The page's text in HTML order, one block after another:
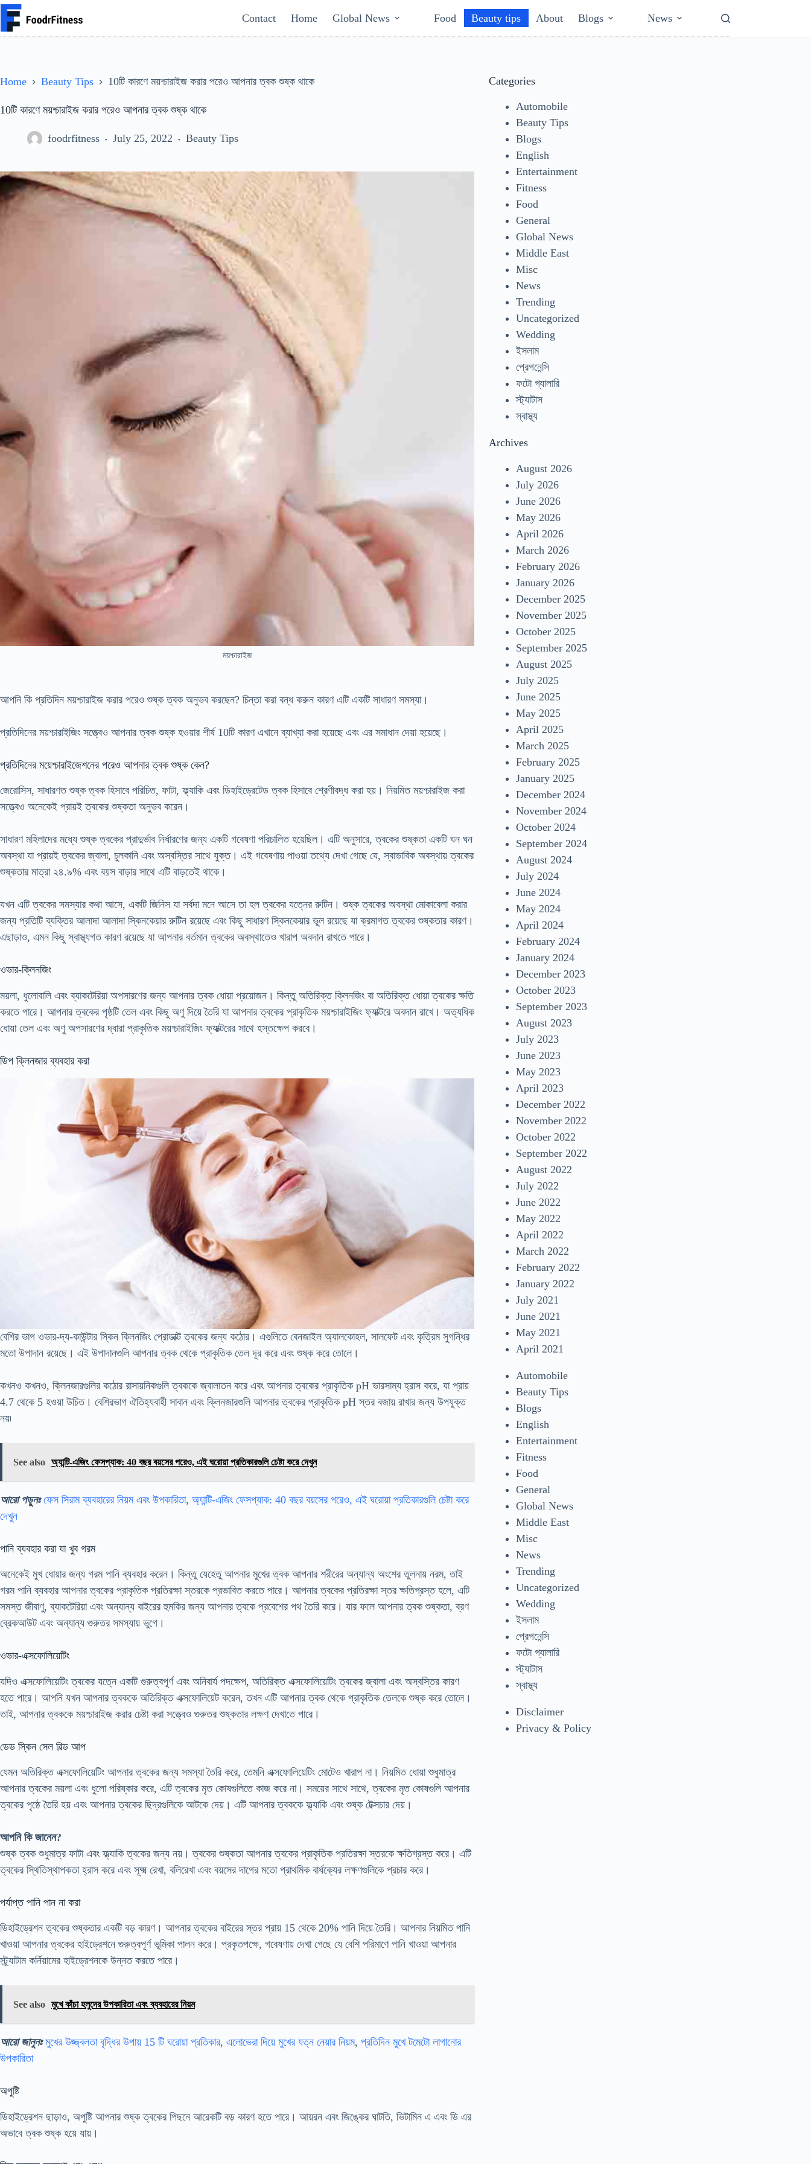
Skip
to
content
Contact Home Global News Food Beauty tips About Blogs News
Home Beauty Tips 10টি কারণে ময়শ্চারাইজ করার পরেও আপনার ত্বক শুষ্ক থাকে
10টি কারণে ময়শ্চারাইজ করার পরেও আপনার ত্বক শুষ্ক থাকে
foodrfitness July 25, 2022 Beauty Tips
ময়শ্চারাইজ
আপনি কি প্রতিদিন ময়শ্চারাইজ করার পরেও শুষ্ক ত্বক অনুভব করছেন? চিন্তা করা বন্ধ করুন কারণ এটি একটি সাধারণ সমস্যা।
প্রতিদিনের ময়শ্চারাইজিং সত্ত্বেও আপনার ত্বক শুষ্ক হওয়ার শীর্ষ 10টি কারণ এখানে ব্যাখ্যা করা হয়েছে এবং এর সমাধান দেয়া হয়েছে।
প্রতিদিনের ময়েশ্চারাইজেশনের পরেও আপনার ত্বক শুষ্ক কেন?
জেরোসিস, সাধারণত শুষ্ক ত্বক হিসাবে পরিচিত, ফাটা, ফ্ল্যাকি এবং ডিহাইড্রেটেড ত্বক হিসাবে শ্রেণীবদ্ধ করা হয়। নিয়মিত ময়শ্চারাইজ করা
সত্ত্বেও অনেকেই প্রায়ই ত্বকের শুষ্কতা অনুভব করেন।
সাধারণ মহিলাদের মধ্যে শুষ্ক ত্বকের প্রাদুর্ভাব নির্ধারণের জন্য একটি গবেষণা পরিচালিত হয়েছিল। এটি অনুসারে, ত্বকের শুষ্কতা একটি ঘন ঘন
অবস্থা যা প্রায়ই ত্বকের জ্বালা, চুলকানি এবং অস্বস্তির সাথে যুক্ত। এই গবেষণায় পাওয়া তথ্যে দেখা গেছে যে, স্বাভাবিক অবস্থায় ত্বকের
শুষ্কতার মাত্রা ২৪.৯% এবং বয়স বাড়ার সাথে এটি বাড়তেই থাকে।
যখন এটি ত্বকের সমস্যার কথা আসে, একটি জিনিস যা সর্বদা মনে আসে তা হল ত্বকের যত্নের রুটিন। শুষ্ক ত্বকের অবস্থা মোকাবেলা করার
জন্য প্রতিটি ব্যক্তির আলাদা আলাদা স্কিনকেয়ার রুটিন রয়েছে এবং কিছু সাধারণ স্কিনকেয়ার ভুল রয়েছে যা ক্রমাগত ত্বকের শুষ্কতার কারণ।
এছাড়াও, এমন কিছু স্বাস্থ্যগত কারণ রয়েছে যা আপনার বর্তমান ত্বকের অবস্থাতেও খারাপ অবদান রাখতে পারে।
ওভার-ক্লিনজিং
ময়লা, ধুলোবালি এবং ব্যাকটেরিয়া অপসারণের জন্য আপনার ত্বক ধোয়া প্রয়োজন। কিন্তু অতিরিক্ত ক্লিনজিং বা অতিরিক্ত ধোয়া ত্বকের ক্ষতি
করতে পারে। আপনার ত্বকের পৃষ্ঠটি তেল এবং কিছু অণু দিয়ে তৈরি যা আপনার ত্বকের প্রাকৃতিক ময়শ্চারাইজিং ফ্যাক্টরে অবদান রাখে। অত্যধিক
ধোয়া তেল এবং অণু অপসারণের দ্বারা প্রাকৃতিক ময়শ্চারাইজিং ফ্যাক্টরের সাথে হস্তক্ষেপ করবে।
ডিপ ক্লিনজার ব্যবহার করা
বেশির ভাগ ওভার-দ্য-কাউন্টার স্কিন ক্লিনজিং প্রোডাক্ট ত্বকের জন্য কঠোর। এগুলিতে বেনজাইল অ্যালকোহল, সালফেট এবং কৃত্রিম সুগন্ধির
মতো উপাদান রয়েছে। এই উপাদানগুলি আপনার ত্বক থেকে প্রাকৃতিক তেল দূর করে এবং শুষ্ক করে তোলে।
কখনও কখনও, ক্লিনজারগুলির কঠোর রাসায়নিকগুলি ত্বককে জ্বালাতন করে এবং আপনার ত্বকের প্রাকৃতিক pH ভারসাম্য হ্রাস করে, যা প্রায়
4.7 থেকে 5 হওয়া উচিত। বেশিরভাগ ঐতিহ্যবাহী সাবান এবং ক্লিনজারগুলি আপনার ত্বকের প্রাকৃতিক pH স্তর বজায় রাখার জন্য উপযুক্ত
নয়৷
See also অ্যান্টি-এজিং ফেসপ্যাক: 40 বছর বয়সের পরেও, এই ঘরোয়া প্রতিকারগুলি চেষ্টা করে দেখুন
আরো পড়ুনঃ ফেস সিরাম ব্যবহারের নিয়ম এবং উপকারিতা, অ্যান্টি-এজিং ফেসপ্যাক: 40 বছর বয়সের পরেও, এই ঘরোয়া প্রতিকারগুলি চেষ্টা করে
দেখুন
পানি ব্যবহার করা যা খুব গরম
অনেকেই মুখ ধোয়ার জন্য গরম পানি ব্যবহার করেন। কিন্তু যেহেতু আপনার মুখের ত্বক আপনার শরীরের অন্যান্য অংশের তুলনায় নরম, তাই
গরম পানি ব্যবহার আপনার ত্বকের প্রাকৃতিক প্রতিরক্ষা স্তরকে প্রভাবিত করতে পারে। আপনার ত্বকের প্রতিরক্ষা স্তর ক্ষতিগ্রস্ত হলে, এটি
সমস্ত জীবাণু, ব্যাকটেরিয়া এবং অন্যান্য বাইরের হুমকির জন্য আপনার ত্বকে প্রবেশের পথ তৈরি করে। যার ফলে আপনার ত্বক শুষ্কতা, ব্রণ
ব্রেকআউট এবং অন্যান্য গুরুতর সমস্যায় ভুগে।
ওভার-এক্সফোলিয়েটিং
যদিও এক্সফোলিয়েটিং ত্বকের যত্নে একটি গুরুত্বপূর্ণ এবং অনিবার্য পদক্ষেপ, অতিরিক্ত এক্সফোলিয়েটিং ত্বকের জ্বালা এবং অস্বস্তির কারণ
হতে পারে। আপনি যখন আপনার ত্বককে অতিরিক্ত এক্সফোলিয়েট করেন, তখন এটি আপনার ত্বক থেকে প্রাকৃতিক তেলকে শুষ্ক করে তোলে।
তাই, আপনার ত্বককে ময়শ্চারাইজ করার চেষ্টা করা সত্ত্বেও গুরুতর শুষ্কতার লক্ষণ দেখাতে পারে।
ডেড স্কিন সেল বিল্ড আপ
যেমন অতিরিক্ত এক্সফোলিয়েটিং আপনার ত্বকের জন্য সমস্যা তৈরি করে, তেমনি এক্সফোলিয়েটিং মোটেও খারাপ না। নিয়মিত ধোয়া শুধুমাত্র
আপনার ত্বকের ময়লা এবং ধুলো পরিষ্কার করে, এটি ত্বকের মৃত কোষগুলিতে কাজ করে না। সময়ের সাথে সাথে, ত্বকের মৃত কোষগুলি আপনার
ত্বকের পৃষ্ঠে তৈরি হয় এবং আপনার ত্বকের ছিদ্রগুলিকে আটকে দেয়। এটি আপনার ত্বককে ফ্ল্যাকি এবং শুষ্ক টেক্সচার দেয়।
আপনি কি জানেন?
শুষ্ক ত্বক শুধুমাত্র ফাটা এবং ফ্ল্যাকি ত্বকের জন্য নয়। ত্বকের শুষ্কতা আপনার ত্বকের প্রাকৃতিক প্রতিরক্ষা স্তরকে ক্ষতিগ্রস্ত করে। এটি
ত্বকের স্থিতিস্থাপকতা হ্রাস করে এবং সূক্ষ্ম রেখা, বলিরেখা এবং বয়সের দাগের মতো প্রাথমিক বার্ধক্যের লক্ষণগুলিকে প্রচার করে।
পর্যাপ্ত পানি পান না করা
ডিহাইড্রেশন ত্বকের শুষ্কতার একটি বড় কারণ। আপনার ত্বকের বাইরের স্তর প্রায় 15 থেকে 20% পানি দিয়ে তৈরি। আপনার নিয়মিত পানি
খাওয়া আপনার ত্বকের হাইড্রেশনে গুরুত্বপূর্ণ ভূমিকা পালন করে। প্রকৃতপক্ষে, গবেষণায় দেখা গেছে যে বেশি পরিমাণে পানি খাওয়া আপনার
স্ট্র্যাটাম কর্নিয়ামের হাইড্রেশনকে উন্নত করতে পারে।
See also মুখে কাঁচা হলুদের উপকারিতা এবং ব্যবহারের নিয়ম
আরো জানুনঃ মুখের উজ্জ্বলতা বৃদ্ধির উপায় 15 টি ঘরোয়া প্রতিকার, এলোভেরা দিয়ে মুখের যত্ন নেয়ার নিয়ম, প্রতিদিন মুখে টমেটো লাগানোর
উপকারিতা
অপুষ্টি
ডিহাইড্রেশন ছাড়াও, অপুষ্টি আপনার শুষ্ক ত্বকের পিছনে আরেকটি বড় কারণ হতে পারে। আয়রন এবং জিঙ্কের ঘাটতি, ভিটামিন এ এবং ডি এর
অভাবে ত্বক শুষ্ক হয়ে যায়।
Categories
Automobile
Beauty Tips
Blogs
English
Entertainment
Fitness
Food
General
Global News
Middle East
Misc
News
Trending
Uncategorized
Wedding
ইসলাম
প্রেগনেন্সি
ফটো গ্যালারি
স্ট্যাটাস
স্বাস্থ্য
Archives
August 2026
July 2026
June 2026
May 2026
April 2026
March 2026
February 2026
January 2026
December 2025
November 2025
October 2025
September 2025
August 2025
July 2025
June 2025
May 2025
April 2025
March 2025
February 2025
January 2025
December 2024
November 2024
October 2024
September 2024
August 2024
July 2024
June 2024
May 2024
April 2024
February 2024
January 2024
December 2023
October 2023
September 2023
August 2023
July 2023
June 2023
May 2023
April 2023
December 2022
November 2022
October 2022
September 2022
August 2022
July 2022
June 2022
May 2022
April 2022
March 2022
February 2022
January 2022
July 2021
June 2021
May 2021
April 2021
Automobile
Beauty Tips
Blogs
English
Entertainment
Fitness
Food
General
Global News
Middle East
Misc
News
Trending
Uncategorized
Wedding
ইসলাম
প্রেগনেন্সি
ফটো গ্যালারি
স্ট্যাটাস
স্বাস্থ্য
Disclaimer
Privacy & Policy